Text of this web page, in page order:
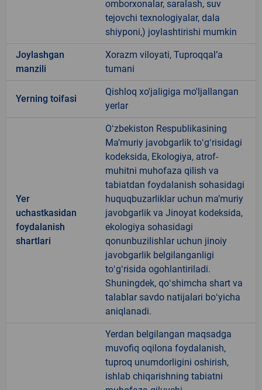
omborxonalar, saralash, suv
tejovchi texnologiyalar, dala
shiyponi,) joylashtirishi mumkin
Joylashgan
manzili
Xorazm viloyati, Tuproqqal’a
tumani
Yerning toifasi
Qishloq xo'jaligiga mo'ljallangan
yerlar
Yer
uchastkasidan
foydalanish
shartlari
Oʻzbekiston Respublikasining
Maʼmuriy javobgarlik toʻgʻrisidagi
kodeksida, Ekologiya, atrof-
muhitni muhofaza qilish va
tabiatdan foydalanish sohasidagi
huquqbuzarliklar uchun maʼmuriy
javobgarlik va Jinoyat kodeksida,
ekologiya sohasidagi
qonunbuzilishlar uchun jinoiy
javobgarlik belgilanganligi
toʻgʻrisida ogohlantiriladi.
Shuningdek, qoʻshimcha shart va
talablar savdo natijalari boʻyicha
aniqlanadi.
Yerdan belgilangan maqsadga
muvofiq oqilona foydalanish,
tuproq unumdorligini oshirish,
ishlab chiqarishning tabiatni